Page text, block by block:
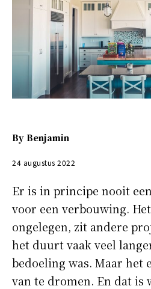
By Benjamin
24 augustus 2022
Er is in principe nooit
voor een verbouwing.
ongelegen, zit andere
het duurt vaak veel
bedoeling was. Maar het
van te dromen. En dat is